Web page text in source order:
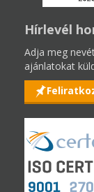
Hírlevél
Adja meg
ajánlatokat